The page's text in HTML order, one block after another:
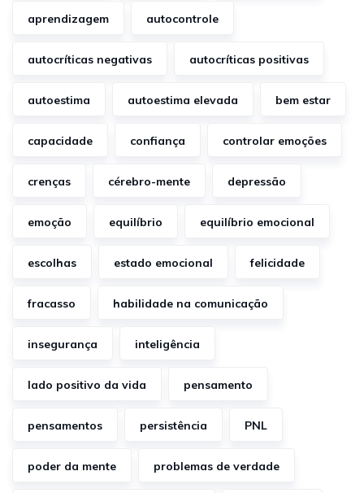
aprendizagem autocontrole
autocríticas negativas autocríticas positivas
autoestima autoestima elevada bem estar
capacidade confiança controlar emoções
crenças cérebro-mente depressão
emoção equilíbrio equilíbrio emocional
escolhas estado emocional felicidade
fracasso habilidade na comunicação
insegurança inteligência
lado positivo da vida pensamento
pensamentos persistência PNL
poder da mente problemas de verdade